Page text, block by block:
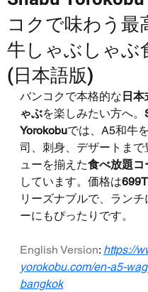
コクで味わう最
牛しゃぶしゃぶ
(日本語版)
バンコクで本格的な 日
ゃぶを楽しみたい方へ。
Yorokobuでは、A5和牛
司、刺身、デザートまで
ューを揃えた食べ放題コ
しています。価格は
リーズナブルで、ラン
ーにもぴったりです。
English Version: https://
yorokobu.com/en-a5-
bangkok